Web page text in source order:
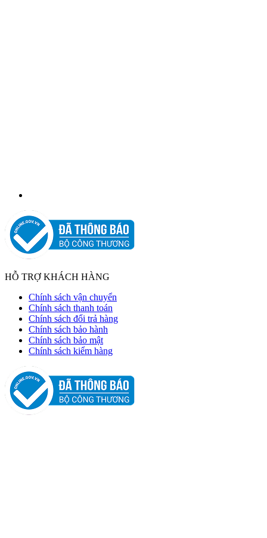
HỖ TRỢ KHÁCH HÀNG
Chính sách vận chuyển
Chính sách thanh toán
Chính sách đổi trả hàng
Chính sách bảo hành
Chính sách bảo mật
Chính sách kiểm hàng